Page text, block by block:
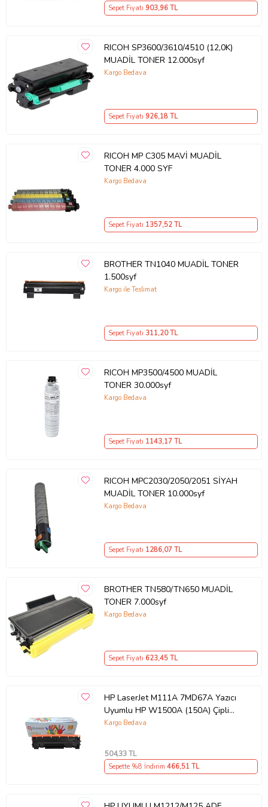
Sepet Fiyatı 903,96 TL
RICOH SP3600/3610/4510 (12,0K)
MUADİL TONER 12.000syf
Kargo Bedava
Sepet Fiyatı 926,18 TL
RICOH MP C305 MAVİ MUADİL
TONER 4.000 SYF
Kargo Bedava
Sepet Fiyatı 1357,52 TL
BROTHER TN1040 MUADİL TONER
1.500syf
Kargo ile Teslimat
Sepet Fiyatı 311,20 TL
RICOH MP3500/4500 MUADİL
TONER 30.000syf
Kargo Bedava
Sepet Fiyatı 1143,17 TL
RICOH MPC2030/2050/2051 SİYAH
MUADİL TONER 10.000syf
Kargo Bedava
Sepet Fiyatı 1286,07 TL
BROTHER TN580/TN650 MUADİL
TONER 7.000syf
Kargo Bedava
Sepet Fiyatı 623,45 TL
HP LaserJet M111A 7MD67A Yazıcı
Uyumlu HP W1500A (150A) Çipli
Muadil Toner (Siyah)
Kargo Bedava
504,33 TL
Sepette %8 İndirim 466,51 TL